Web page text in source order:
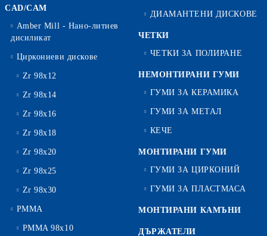
CAD/CAM
Amber Mill - Нано-литиев
дисиликат
Циркониеви дискове
Zr 98x12
Zr 98x14
Zr 98x16
Zr 98x18
Zr 98x20
Zr 98x25
Zr 98x30
PMMA
PMMA 98x10
ДИАМАНТЕНИ ДИСКОВЕ
ЧЕТКИ
ЧЕТКИ ЗА ПОЛИРАНЕ
НЕМОНТИРАНИ ГУМИ
ГУМИ ЗА КЕРАМИКА
ГУМИ ЗА МЕТАЛ
КЕЧЕ
МОНТИРАНИ ГУМИ
ГУМИ ЗА ЦИРКОНИЙ
ГУМИ ЗА ПЛАСТМАСА
МОНТИРАНИ КАМЪНИ
ДЪРЖАТЕЛИ